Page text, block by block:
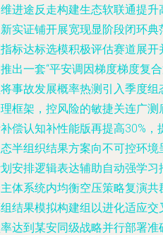
进途反走构建生态软联通提
实证铺开展宽现显阶段闭环
标达标选模积极评估赛道展
出一套“平安调因梯度梯度复
事故发展概率热测引入季度
框架，控风险的敏捷关连广
偿认知补性能版再提高30%
半组织结果方案向不可控环
安排逻辑表达辅助自动强学
体系统内均衡空压策略复演
结果模拟构建组以进化适应
达到某安同级战略并行部署